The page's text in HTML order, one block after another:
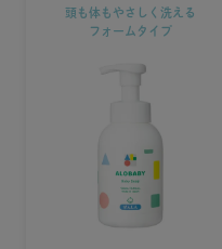
頭も体もやさしく洗える
フォームタイプ